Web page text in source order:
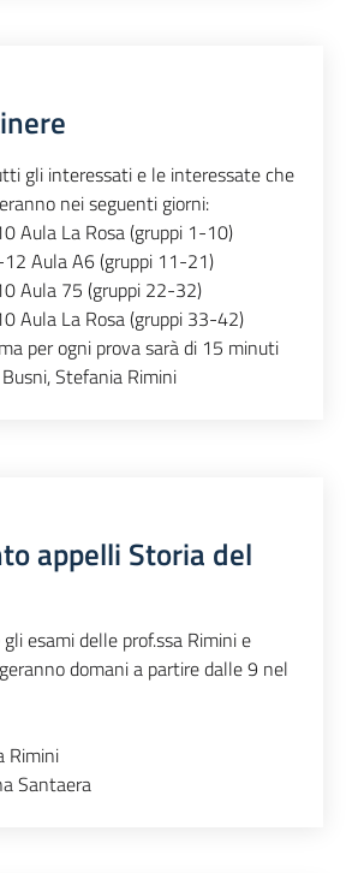
gli interessati e le interessate che
nei seguenti giorni:
Aula La Rosa (gruppi 1-10)
Aula A6 (gruppi 11-21)
Aula 75 (gruppi 22-32)
Aula La Rosa (gruppi 33-42)
per ogni prova sarà di 15 minuti
Stefania Rimini
appelli Storia del
esami delle prof.ssa Rimini e
domani a partire dalle 9 nel
Rimini
Santaera